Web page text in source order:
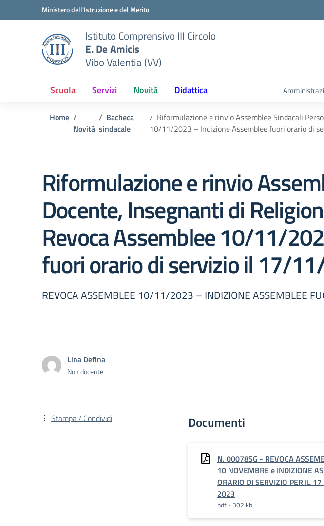
Vai ai contenuti
Vai al menu di navigazioneMinistero dell'Istruzione e del Merito
Istituto Comprensivo III Circolo
E. De Amicis
Vibo Valentia (VV)
Scuola Servizi Novità Didattica
Home
Novità
Bacheca
sindacale
Riformulazione e rinvio Assemblee Sindacali
10/11/2023 – Indizione Assemblee fuori orario di
Riformulazione e rinvio
Docente, Insegnanti di
Revoca Assemblee 10/11/
fuori orario di servizio il 17/
REVOCA ASSEMBLEE 10/11/2023 – INDIZIONE ASSEMBLEE
Lina Defina
Non docente
Documenti
N. 00078SG - REVOCA
10 NOVEMBRE e INDIZIONE
ORARIO DI SERVIZIO PER IL
2023
pdf - 302 kb
Stampa / Condividi